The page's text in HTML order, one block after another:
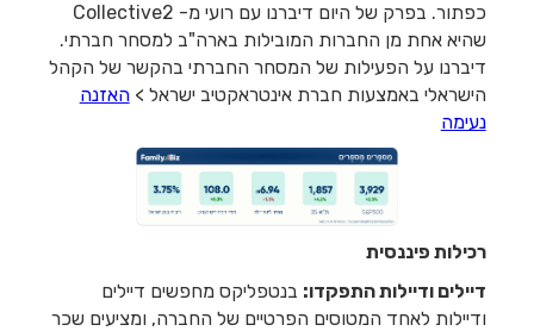
כפתור. בפרק של היום דיברנו עם רועי מ- Collective2
שהיא אחת מן החברות המובילות בארה"ב למסחר חברתי.
דיברנו על הפעילות של המסחר החברתי בהקשר של הקהל
הישראלי באמצעות חברת אינטראקטיב ישראל >האזנה
נעימה
רכילות פיננסית
דיילים ודיילות התפקדו: בנטפליקס מחפשים דיילים
ודיילות לאחד המטוסים הפרטיים של החברה, ומציעים שכר